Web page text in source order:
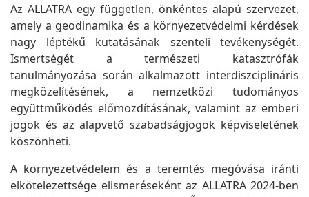
Az ALLATRA egy független, önkéntes alapú szervezet,
amely a geodinamika és a környezetvédelmi kérdések
nagy léptékű kutatásának szenteli tevékenységét.
Ismertségét a természeti katasztrófák
tanulmányozása során alkalmazott interdiszciplináris
megközelítésének, a nemzetközi tudományos
együttműködés előmozdításának, valamint az emberi
jogok és az alapvető szabadságjogok képviseletének
köszönheti.
A környezetvédelem és a teremtés megóvása iránti
elkötelezettsége elismeréseként az ALLATRA 2024-ben